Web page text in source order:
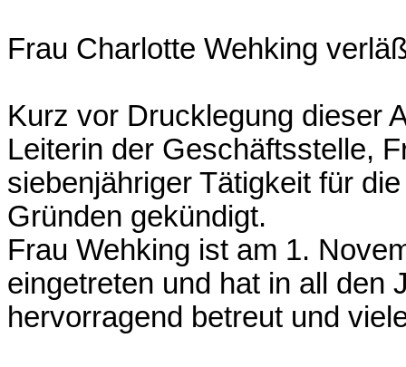
Frau Charlotte Wehking
Kurz vor Drucklegung dieser
Leiterin der Geschäftsstelle,
siebenjähriger Tätigkeit für
Gründen gekündigt.
Frau Wehking ist am 1.
eingetreten und hat in all den
hervorragend betreut und